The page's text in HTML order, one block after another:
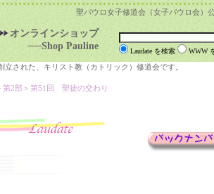
聖パウロ女子修道会（女子パウロ会）
オンラインショップ
──Shop Pauline
Laudate を検索 WWW
された、キリスト教（カトリック）修道会です。
2部＞第51回 聖徒の交わり